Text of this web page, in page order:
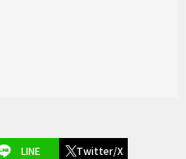
LINE Twitter/X